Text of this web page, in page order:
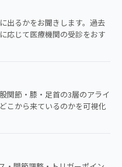
出るかをお聞きします。過去
応じて医療機関の受診をおす
関節・膝・足首の3層のアライ
こから来ているのかを可視化